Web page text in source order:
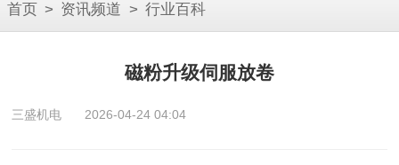
首页 > 资讯频道 > 行业百科
磁粉升级伺服放卷
三盛机电 2026-04-24 04:04